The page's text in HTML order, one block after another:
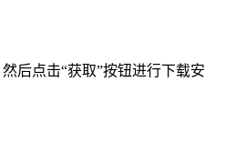
后点击“获取”按钮进行下载安